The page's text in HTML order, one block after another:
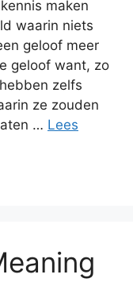
maken
waarin niets
geloof meer
geloof want, zo
zelfs
ze zouden
… Lees